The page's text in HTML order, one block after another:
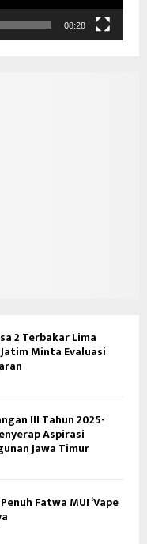
08:28
2 Terbakar Lima
Jatim Minta Evaluasi
III Tahun 2025-
Aspirasi
Jawa Timur
Fatwa MUI ‘Vape